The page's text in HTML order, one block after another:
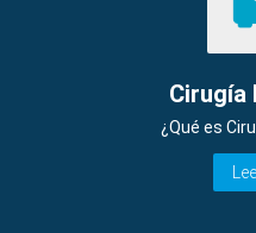
Cirugía
¿Qué es